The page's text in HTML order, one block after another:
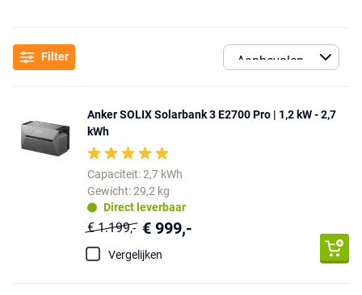
Filter
Anker SOLIX Solarbank 3 E2700 Pro | 1,2 kW - 2,7
kWh
Capaciteit: 2,7 kWh
Gewicht: 29,2 kg
Direct leverbaar
€ 1.199,- € 999,-
Vergelijken